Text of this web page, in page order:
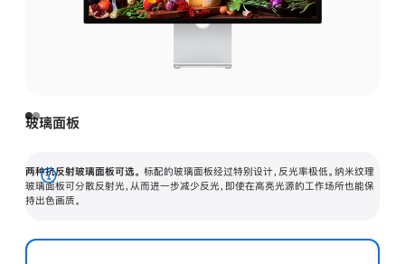
玻璃面板
两种抗反射玻璃面板可选。 标配的玻璃面板经过特别设计，反光率极低。纳米纹理
玻璃面板可分散反射光，从而进一步减少反光，即使在高亮光源的工作场所也能保
持出色画质。
展
开